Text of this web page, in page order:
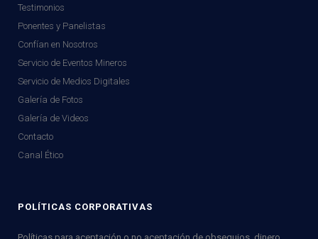
Testimonios
Ponentes y Panelistas
Confían en Nosotros
Servicio de Eventos Mineros
Servicio de Medios Digitales
Galería de Fotos
Galería de Videos
Contacto
Canal Ético
POLÍTICAS CORPORATIVAS